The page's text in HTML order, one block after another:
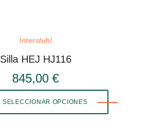
Interstuhl
Silla HEJ HJ116
845,00 €
SELECCIONAR OPCIONES